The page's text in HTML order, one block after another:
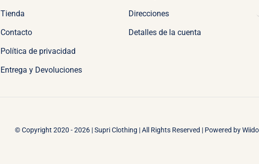
Tienda
Contacto
Política de privacidad
Entrega y Devoluciones
Direcciones
Detalles de la cuenta
© Copyright 2020 - 2026 | Supri Clothing | All Rights Reserved | Powered by